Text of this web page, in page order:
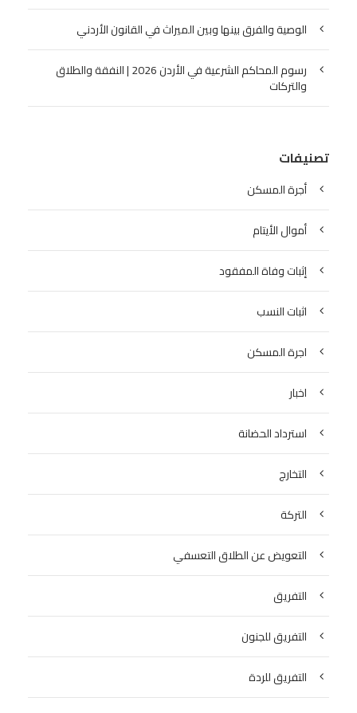
الوصية والفرق بينها وبين الميراث في القانون الأردني
رسوم المحاكم الشرعية في الأردن 2026 | النفقة والطلاق
والتركات
تصنيفات
أجرة المسكن
أموال الأيتام
إثبات وفاة المفقود
اثبات النسب
اجرة المسكن
اخبار
استرداد الحضانة
التخارج
التركة
التعويض عن الطلاق التعسفي
التفريق
التفريق للجنون
التفريق للردة